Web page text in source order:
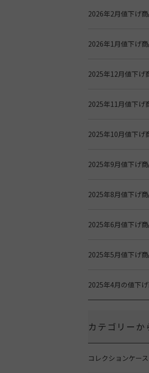
2026年2月値下げ
2026年1月値下げ
2025年12月値下げ
2025年11月値下げ
2025年10月値下げ
2025年9月値下げ
2025年8月値下げ
2025年6月値下げ
2025年5月値下げ
2025年4月の値下
カテゴリーか
コレクションケース